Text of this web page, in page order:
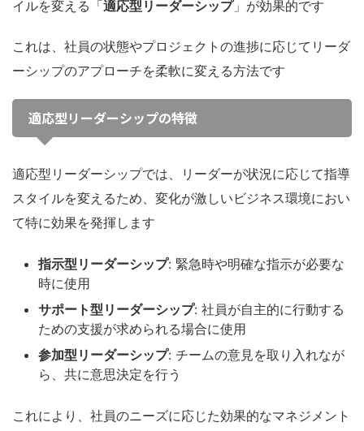
イルを変える「適応型リーダーシップ」が効果的です
これは、社員の状態やプロジェクトの進捗に応じてリーダ
ーシップのアプローチを柔軟に変える方法です
適応型リーダーシップの特徴
適応型リーダーシップでは、リーダーが状況に応じて指導
スタイルを変えるため、変化が激しいビジネス環境におい
て特に効果を発揮します
指示型リーダーシップ: 緊急時や明確な指示が必要な
時に使用
サポート型リーダーシップ: 社員が自主的に行動する
ための支援が求められる場合に使用
参加型リーダーシップ: チームの意見を取り入れなが
ら、共に意思決定を行う
これにより、社員のニーズに応じた効果的なマネジメント